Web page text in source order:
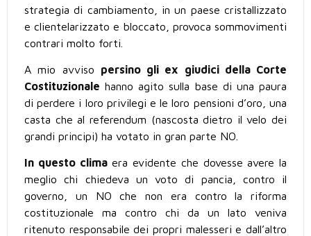
strategia di cambiamento, in un paese cristallizzato
e clientelarizzato e bloccato, provoca sommovimenti
contrari molto forti.
A mio avviso persino gli ex giudici della Corte
Costituzionale hanno agito sulla base di una paura
di perdere i loro privilegi e le loro pensioni d’oro, una
casta che al referendum (nascosta dietro il velo dei
grandi principi) ha votato in gran parte NO.
In questo climaera evidente che dovesse avere la
meglio chi chiedeva un voto di pancia, contro il
governo, un NO che non era contro la riforma
costituzionale ma contro chi da un lato veniva
ritenuto responsabile dei propri malesseri e dall’altro